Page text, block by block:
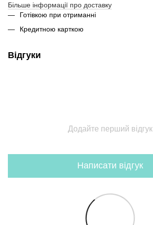
Більше інформації про доставку
Готівкою при отриманні
Кредитною карткою
Відгуки
Додайте перший відгук
Написати відгук